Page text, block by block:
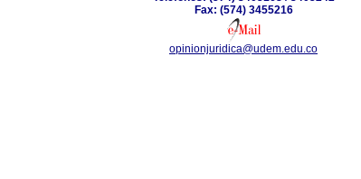
Fax: (574) 3455216
opinionjuridica@udem.edu.co